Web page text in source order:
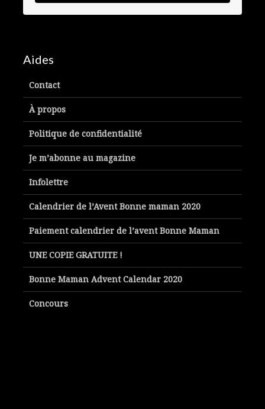
Aides
Contact
À propos
Politique de confidentialité
Je m’abonne au magazine
Infolettre
Calendrier de l’Avent Bonne maman 2020
Paiement calendrier de l’avent Bonne Maman
UNE COPIE GRATUITE !
Bonne Maman Advent Calendar 2020
Concours